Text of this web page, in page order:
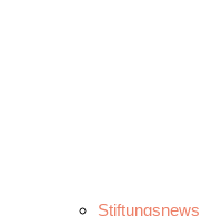
Stiftungsnews